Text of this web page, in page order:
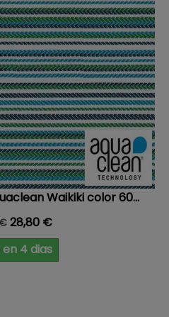
Waikiki color 60...
base
Precio
28,80 €
en 4 dias